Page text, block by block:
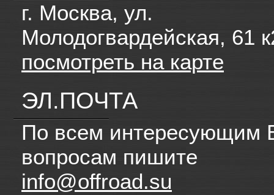
г. Москва, ул.
Молодогвардейская, 61
посмотреть на карте
ЭЛ.ПОЧТА
По всем интересующим
вопросам пишите
info@offroad.su